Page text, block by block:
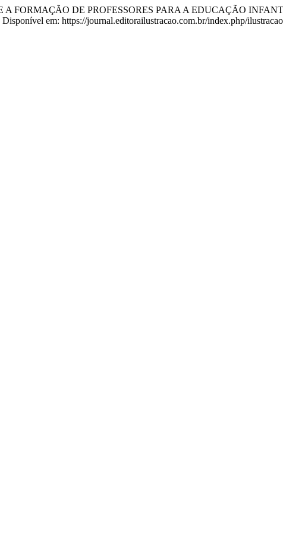
FORMAÇÃO DE PROFESSORES PARA A EDUCAÇÃO
em: https://journal.editorailustracao.com.br/index.php/